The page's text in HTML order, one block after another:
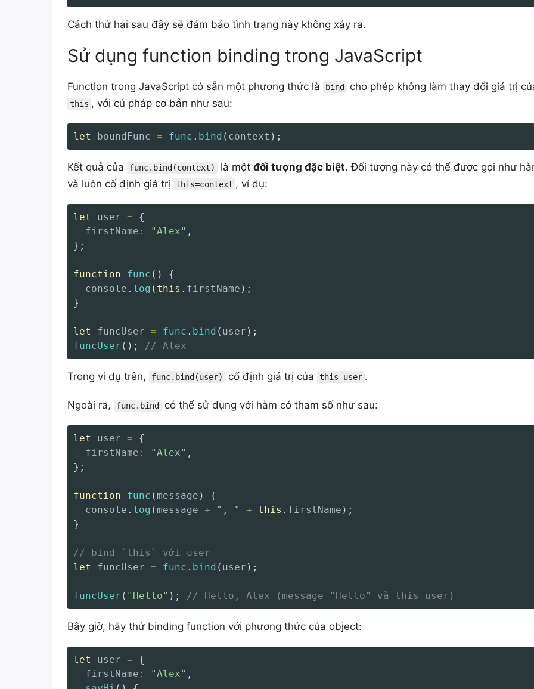
Cách thứ hai sau đây sẽ đảm bảo tình trạng này không xảy ra.
Sử dụng function binding trong JavaScript
Function trong JavaScript có sẵn một phương thức là bind cho phép không làm thay đổi giá trị
this , với cú pháp cơ bản như sau:
let boundFunc = func . bind ( context ) ;
Kết quả của func.bind(context) là một đối tượng đặc biệt. Đối tượng này có thể được gọi như
và luôn cố định giá trị
this=context , ví dụ:
let user =
{
firstName : "Alex" ,
} ;
function func ( )
{
  console
. log ( this . firstName ) ;
}
let funcUser = func . bind ( user ) ;
funcUser ( ) ; // Alex
Trong ví dụ trên, func.bind(user) cố định giá trị của this=user .
Ngoài ra, func.bind có thể sử dụng với hàm có tham số như sau:
let user =
{
firstName : "Alex" ,
} ;
function func ( message )
{
  console
. log ( message + ", " + this . firstName ) ;
}
// bind `this` với user
let
funcUser = func . bind ( user ) ;
funcUser ( "Hello" ) ; // Hello, Alex (message="Hello" và this=user)
Bây giờ, hãy thử binding function với phương thức của object:
let user =
{
firstName : "Alex" ,